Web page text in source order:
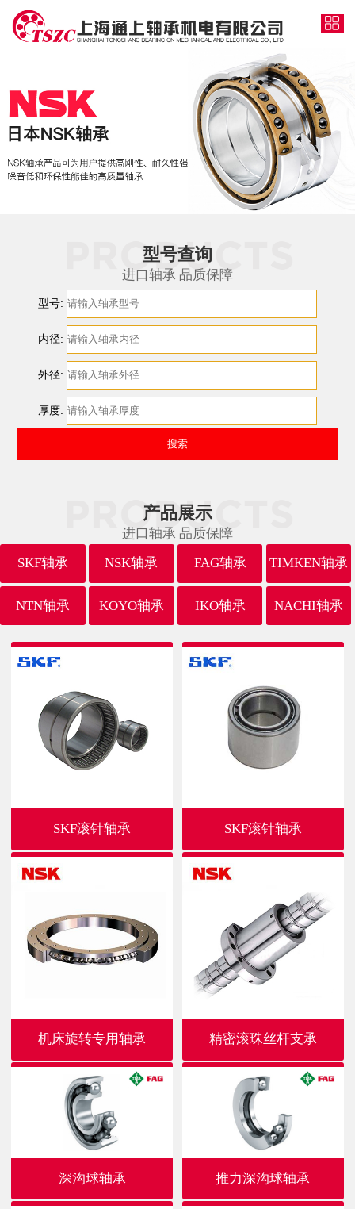
型号查询
进口轴承 品质保障
型号:
内径:
外径:
厚度:
产品展示
进口轴承 品质保障
SKF轴承
NSK轴承 FAG轴承 TIMKEN轴承
NTN轴承 KOYO轴承 IKO轴承 NACHI轴承
SKF滚针轴承 SKF滚针轴承
机床旋转专用轴承 精密滚珠丝杆支承
深沟球轴承 推力深沟球轴承